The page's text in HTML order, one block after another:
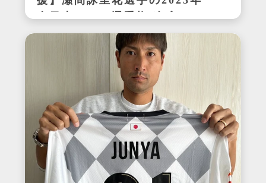
全日本テニス選手権ダブルス
優勝時サイン入りラケット